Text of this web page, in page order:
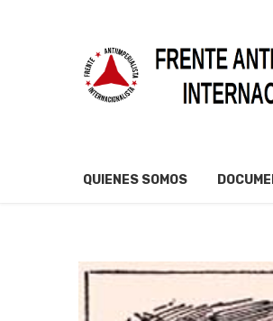
QUIENES SOMOS